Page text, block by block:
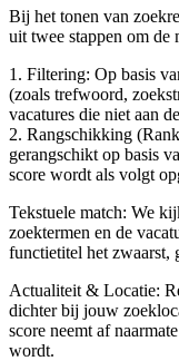
Bij het tonen van
uit twee stappen om de
1. Filtering: Op basis
(zoals trefwoord,
vacatures die niet aan
2. Rangschikking
gerangschikt op basis
score wordt als volgt
Tekstuele match: We
zoektermen en de
functietitel het zwaarst,
Actualiteit & Locatie:
dichter bij jouw
score neemt af
wordt.